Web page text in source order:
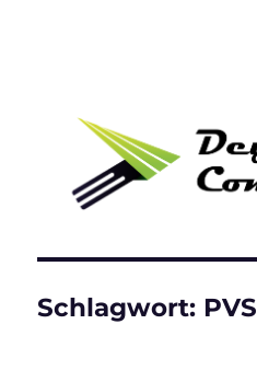
Schlagwort: PVS